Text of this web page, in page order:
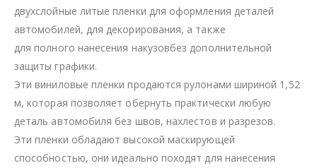
двухслойные литые пленки для оформления деталей
автомобилей, для декорирования, а также
для полного нанесения накузовбез дополнительной
защиты графики.
Эти виниловые пленки продаются рулонами шириной 1,52
м, которая позволяет обернуть практически любую
деталь автомобиля без швов, нахлестов и разрезов.
Эти пленки обладают высокой маскирующей
способностью, они идеально походят для нанесения